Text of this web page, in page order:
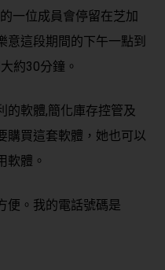
一位成員會停留在芝加
意這段期間的下午一點到
約30分鐘。
的軟體,簡化庫存控管及
購買這套軟體，她也可以
軟體。
便。我的電話號碼是